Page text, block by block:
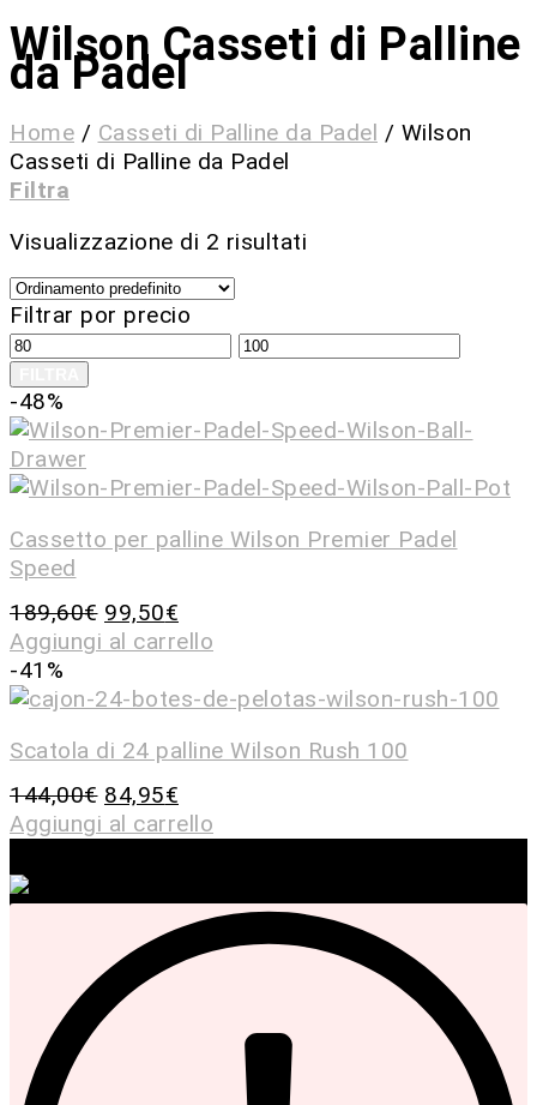
Wilson Casseti di Palline
da Padel
Home / Casseti di Palline da Padel / Wilson
Casseti di Palline da Padel
Filtra
Visualizzazione di 2 risultati
Filtrar por precio
-48%
Cassetto per palline Wilson Premier Padel
Speed
189,60€ 99,50€
Aggiungi al carrello
-41%
Scatola di 24 palline Wilson Rush 100
144,00€ 84,95€
Aggiungi al carrello